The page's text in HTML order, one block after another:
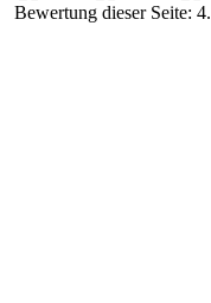
Bewertung dieser Seite: